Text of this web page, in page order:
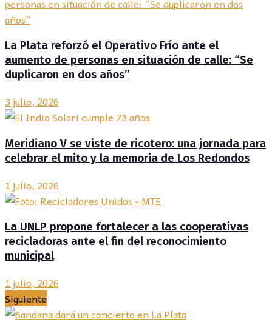
La Plata reforzó el Operativo Frío ante el
aumento de personas en situación de calle: “Se
duplicaron en dos años”
3 julio, 2026
Meridiano V se viste de ricotero: una jornada para
celebrar el mito y la memoria de Los Redondos
1 julio, 2026
La UNLP propone fortalecer a las cooperativas
recicladoras ante el fin del reconocimiento
municipal
1 julio, 2026
Siguiente